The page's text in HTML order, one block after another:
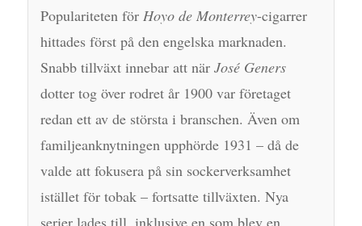
Populariteten för Hoyo de Monterrey-cigarrer
hittades först på den engelska marknaden.
Snabb tillväxt innebar att när José Geners
dotter tog över rodret år 1900 var företaget
redan ett av de största i branschen. Även om
familjeanknytningen upphörde 1931 – då de
valde att fokusera på sin sockerverksamhet
istället för tobak – fortsatte tillväxten. Nya